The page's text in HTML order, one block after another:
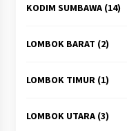
KODIM SUMBAWA(14)
LOMBOK BARAT (2)
LOMBOK TIMUR(1)
LOMBOK UTARA(3)